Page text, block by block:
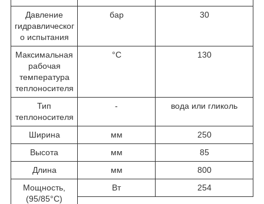
Давление
гидравлическог
о испытания
бар 30
Максимальная
рабочая
температура
теплоносителя
°C 130
Тип
теплоносителя
- вода или гликоль
Ширина мм
250
Высота
мм
85
Длина
мм
800
Мощность,
(95/85°С)
Вт 254